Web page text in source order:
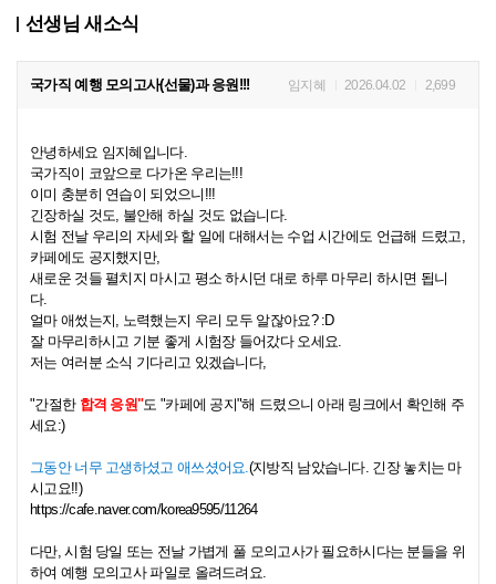
선생님 새소식
국가직 예행 모의고사(선물)과 응원!!! 임지혜 2026.04.02 2,699
안녕하세요 임지혜입니다.
국가직이 코앞으로 다가온 우리는!!!
이미 충분히 연습이 되었으니!!!
긴장하실 것도, 불안해 하실 것도 없습니다.
시험 전날 우리의 자세와 할 일에 대해서는 수업 시간에도 언급해 드렸고,
카페에도 공지했지만,
새로운 것들 펼치지 마시고 평소 하시던 대로 하루 마무리 하시면 됩니
다.
얼마 애썼는지, 노력했는지 우리 모두 알잖아요? :D
잘 마무리하시고 기분 좋게 시험장 들어갔다 오세요.
저는 여러분 소식 기다리고 있겠습니다,
"간절한 합격 응원"도 "카페에 공지"해 드렸으니 아래 링크에서 확인해 주
세요:)
그동안 너무 고생하셨고 애쓰셨어요.(지방직 남았습니다. 긴장 놓치는 마
시고요!!)
https://cafe.naver.com/korea9595/11264
다만, 시험 당일 또는 전날 가볍게 풀 모의고사가 필요하시다는 분들을 위
하여 예행 모의고사 파일로 올려드려요.